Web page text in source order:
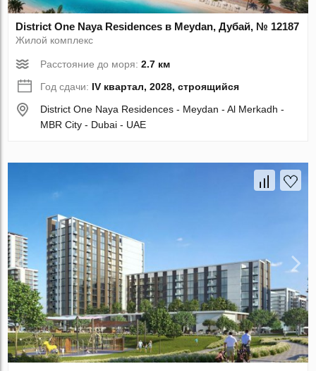
District One Naya Residences в Meydan, Дубай, № 12187
Жилой комплекс
Расстояние до моря:2.7 км
Год сдачи: IV квартал, 2028, строящийся
District One Naya Residences - Meydan - Al Merkadh -
MBR City - Dubai - UAE